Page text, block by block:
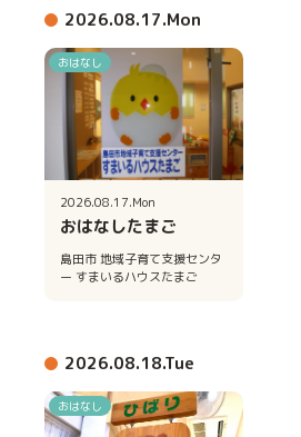
2026.08.17.Mon
おはなし
2026.08.17.Mon
おはなしたまご
島田市 地域子育て支援センタ
ー すまいるハウスたまご
2026.08.18.Tue
おはなし